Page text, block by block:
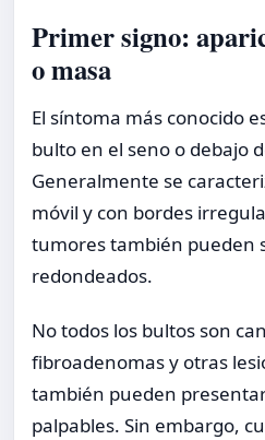
Primer signo:
o masa
El síntoma más conocido
bulto en el seno o debajo
Generalmente se
móvil y con bordes
tumores también pueden
redondeados.
No todos los bultos son
fibroadenomas y otras
también pueden
palpables. Sin embargo,